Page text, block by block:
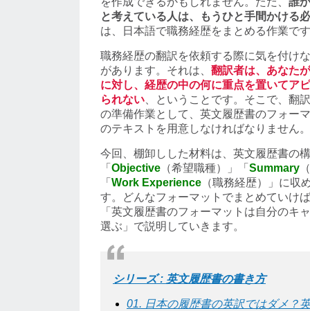
と考えている人は、もうひと手間かける
は、日本語で職務経歴をまとめる作業で
職務経歴の翻訳を依頼する際に気を付け
があります。それは、 翻訳者は、あなた
に対し、経歴の中の何に重点を置いてア
られない 、ということです。そこで、翻
の準備作業として、英文履歴書のフォー
のテキストを用意しなければなりません。
今回、棚卸しした材料は、英文履歴書の
「 Objective （希望職種）」「 Summary
「 Work Experience （職務経歴）」に収
す。どんなフォーマットでまとめていけ
「英文履歴書のフォーマットは自分のキ
選ぶ」で説明していきます。
シリーズ : 英文履歴書の書き方
01. 日本の履歴書の英訳ではダメ？